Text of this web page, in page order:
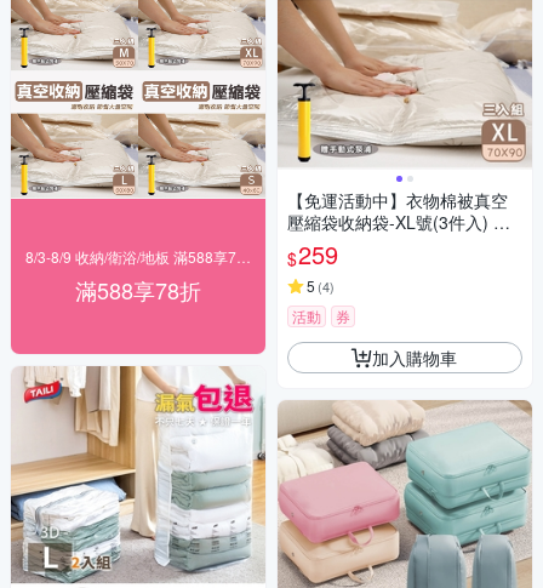
滿588享78折
【免運活動中】衣物棉被真空
壓縮袋收納袋-XL號(3件入) 附
手動式泵浦
$259
5 (4)
活動 券
加入購物車